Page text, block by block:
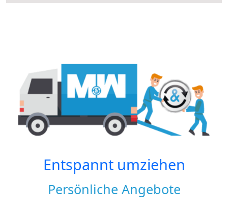
Entspannt umziehen
Persönliche Angebote